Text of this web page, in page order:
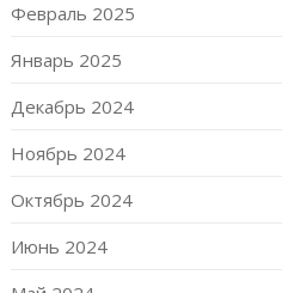
Февраль 2025
Январь 2025
Декабрь 2024
Ноябрь 2024
Октябрь 2024
Июнь 2024